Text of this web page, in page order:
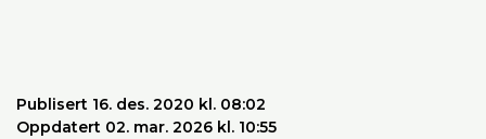
Publisert 16. des. 2020 kl. 08:02
Oppdatert 02. mar. 2026 kl. 10:55